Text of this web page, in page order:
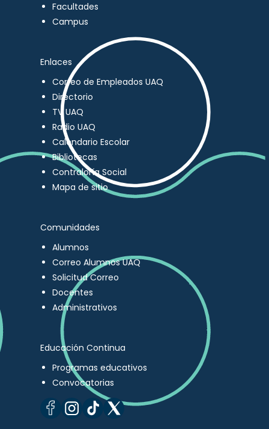
Facultades
Campus
Enlaces
Correo de Empleados UAQ
Directorio
TV UAQ
Radio UAQ
Calendario Escolar
Bibliotecas
Contraloría Social
Mapa de sitio
Comunidades
Alumnos
Correo Alumnos UAQ
Solicitud Correo
Docentes
Administrativos
Educación Continua
Programas educativos
Convocatorias